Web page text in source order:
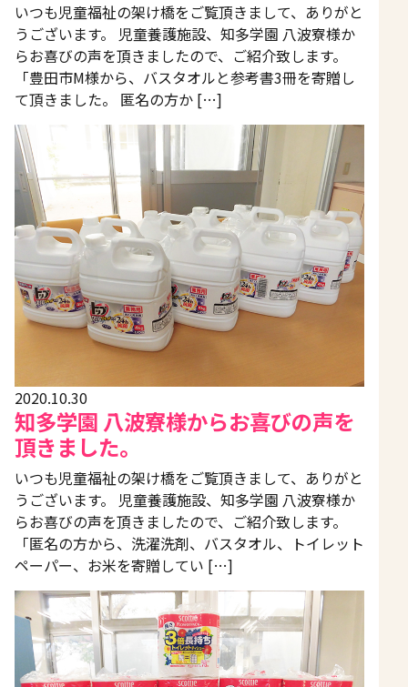
いつも児童福祉の架け橋をご覧頂きまして、ありがと
うございます。 児童養護施設、知多学園 八波寮様か
らお喜びの声を頂きましたので、ご紹介致します。
「豊田市M様から、バスタオルと参考書3冊を寄贈し
て頂きました。 匿名の方か […]
2020.10.30
知多学園 八波寮様からお喜びの声を
頂きました。
いつも児童福祉の架け橋をご覧頂きまして、ありがと
うございます。 児童養護施設、知多学園 八波寮様か
らお喜びの声を頂きましたので、ご紹介致します。
「匿名の方から、洗濯洗剤、バスタオル、トイレット
ペーパー、お米を寄贈してい […]